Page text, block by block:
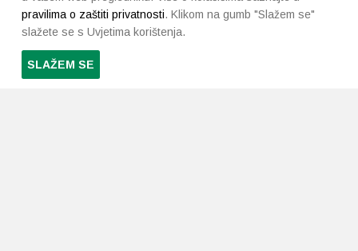
pravilima o zaštiti privatnosti. Klikom na gumb "Slažem se"
slažete se s Uvjetima korištenja.
SLAŽEM SE